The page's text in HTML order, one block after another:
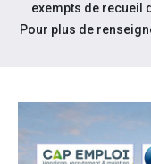
MUSE ET
exempts de recueil
Pour plus de